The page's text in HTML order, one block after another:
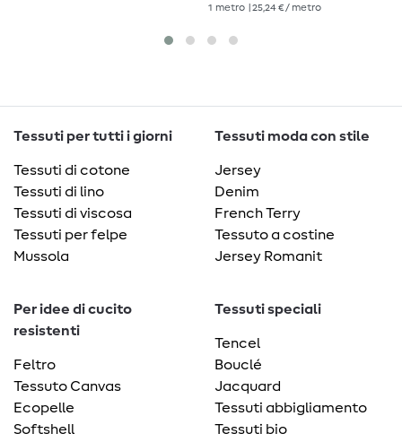
1 metro | 25,24 € / metro
Tessuti per tutti i giorni
Tessuti di cotone
Tessuti di lino
Tessuti di viscosa
Tessuti per felpe
Mussola
Tessuti moda con stile
Jersey
Denim
French Terry
Tessuto a costine
Jersey Romanit
Per idee di cucito
resistenti
Feltro
Tessuto Canvas
Ecopelle
Softshell
Tessuti speciali
Tencel
Bouclé
Jacquard
Tessuti abbigliamento
Tessuti bio